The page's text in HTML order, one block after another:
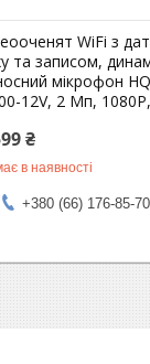
WiFi з
та записом,
мікрофон
12V, 2 Мп,
₴
в наявності
+380 (66) 176-85-70